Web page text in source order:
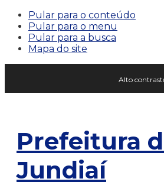
Pular para o conteúdo
Pular para o menu
Pular para a busca
Mapa do site
Alto
Prefeitura
Jundiaí